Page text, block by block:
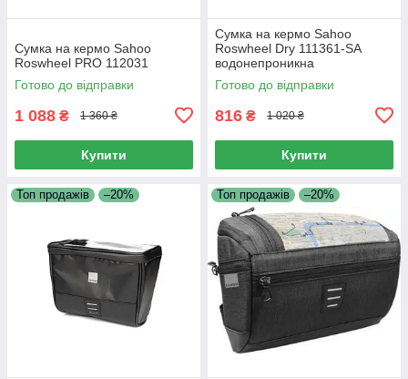
Сумка на кермо Sahoo
Roswheel PRO 112031
Готово до відправки
1 088 ₴ 1 360 ₴
Купити
Сумка на кермо Sahoo
Roswheel Dry 111361-SA
водонепроникна
Готово до відправки
816 ₴ 1 020 ₴
Купити
Топ продажів –20% Топ продажів –20%